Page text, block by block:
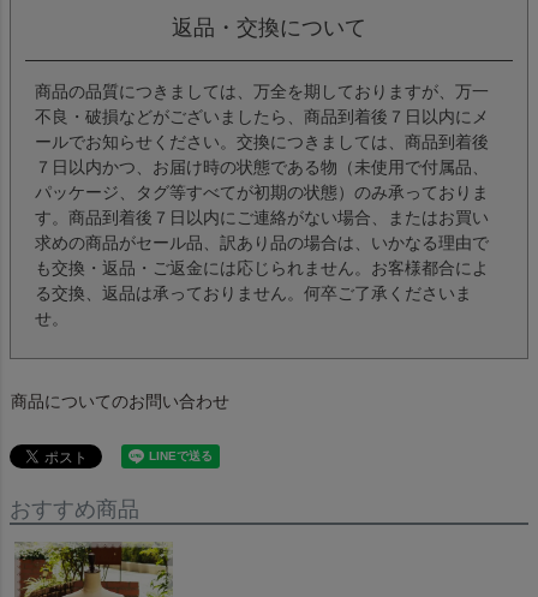
返品・交換について
商品の品質につきましては、万全を期しておりますが、万一
不良・破損などがございましたら、商品到着後７日以内にメ
ールでお知らせください。交換につきましては、商品到着後
７日以内かつ、お届け時の状態である物（未使用で付属品、
パッケージ、タグ等すべてが初期の状態）のみ承っておりま
す。商品到着後７日以内にご連絡がない場合、またはお買い
求めの商品がセール品、訳あり品の場合は、いかなる理由で
も交換・返品・ご返金には応じられません。お客様都合によ
る交換、返品は承っておりません。何卒ご了承くださいま
せ。
商品についてのお問い合わせ
おすすめ商品